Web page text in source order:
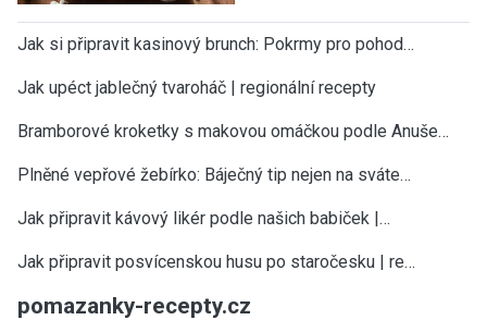
Jak si připravit kasinový brunch: Pokrmy pro pohod…
Jak upéct jablečný tvaroháč | regionální recepty
Bramborové kroketky s makovou omáčkou podle Anuše…
Plněné vepřové žebírko: Báječný tip nejen na sváte…
Jak připravit kávový likér podle našich babiček |…
Jak připravit posvícenskou husu po staročesku | re…
pomazanky-recepty.cz